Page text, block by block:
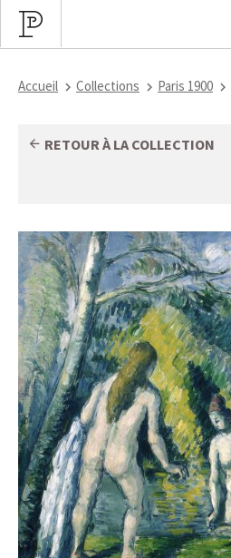
Accueil Collections Paris 1900
RETOUR À LA COLLECTION